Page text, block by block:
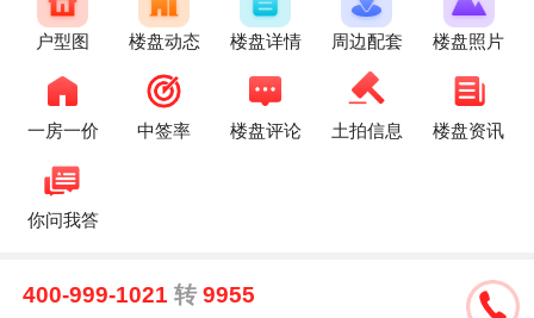
户型图 楼盘动态 楼盘详情 周边配套 楼盘照片
一房一价 中签率 楼盘评论 土拍信息 楼盘资讯
你问我答
400-999-1021转 9955